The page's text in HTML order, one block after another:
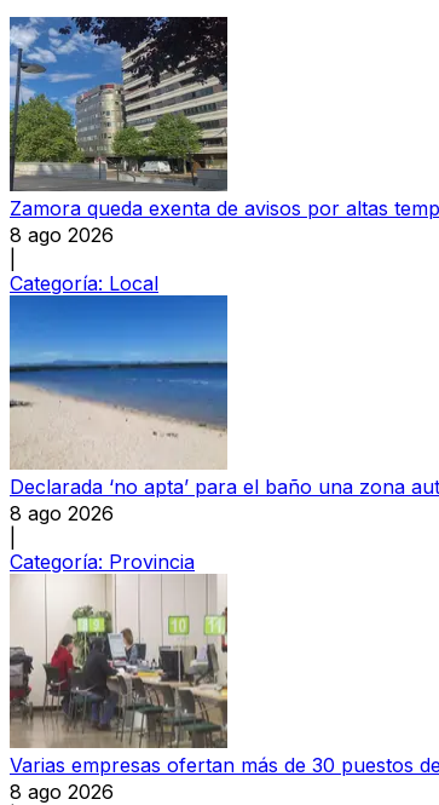
Zamora queda exenta de avisos por altas
8 ago 2026
Categoría: Local
Declarada ‘no apta’ para el baño una zona
8 ago 2026
Categoría: Provincia
Varias empresas ofertan más de 30 puestos
8 ago 2026